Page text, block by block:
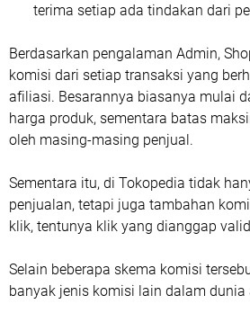
terima setiap ada tindakan dari
Berdasarkan pengalaman Admin,
komisi dari setiap transaksi yang
afiliasi. Besarannya biasanya mulai
harga produk, sementara batas
oleh masing-masing penjual.
Sementara itu, di Tokopedia tidak
penjualan, tetapi juga tambahan
klik, tentunya klik yang dianggap
Selain beberapa skema komisi
banyak jenis komisi lain dalam